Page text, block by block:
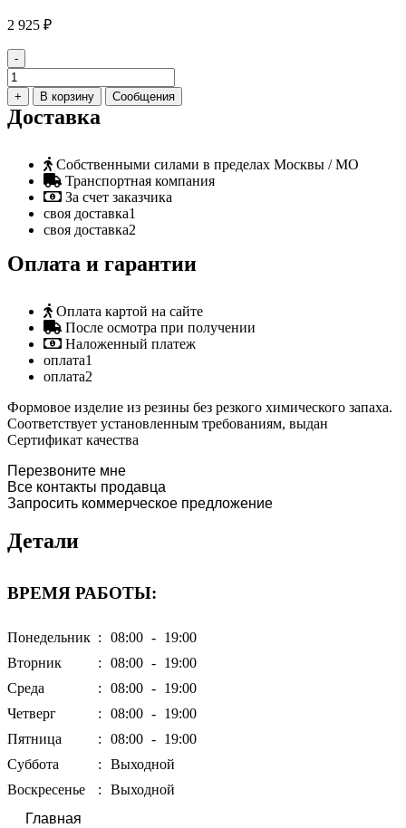
2 925 ₽
-
Количество
товара
ККР
2-
Кабель-
канал
резиновый
черный
мобильный
канала
32х32
+ В корзину Сообщения
Доставка
Собственными силами в пределах Москвы / МО
Транспортная компания
За счет заказчика
своя доставка1
своя доставка2
Оплата и гарантии
Оплата картой на сайте
После осмотра при получении
Наложенный платеж
оплата1
оплата2
Формовое изделие из резины без резкого химического запаха.
Соответствует установленным требованиям, выдан
Сертификат качества
Перезвоните мне
Все контакты продавца
Запросить коммерческое предложение
Детали
ВРЕМЯ РАБОТЫ:
Понедельник : 08:00 - 19:00
Вторник
: 08:00 - 19:00
Среда
: 08:00 - 19:00
Четверг
: 08:00 - 19:00
Пятница
: 08:00 - 19:00
Суббота
:
Выходной
Воскресенье
:
Выходной
Главная